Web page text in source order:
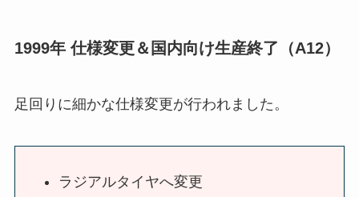
1999年 仕様変更＆国内向け生産終了（A12）
足回りに細かな仕様変更が行われました。
ラジアルタイヤへ変更